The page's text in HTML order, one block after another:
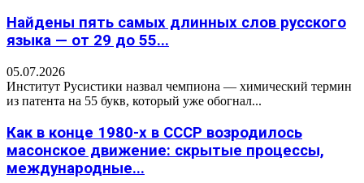
Найдены пять самых длинных слов русского
языка — от 29 до 55...
05.07.2026
Институт Русистики назвал чемпиона — химический термин
из патента на 55 букв, который уже обогнал...
Как в конце 1980-х в СССР возродилось
масонское движение: скрытые процессы,
международные...